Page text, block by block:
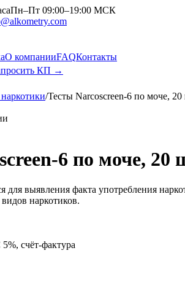
Пн–Пт 09:00–19:00 МСК
О компанииFAQКонтакты
КП →
/Тесты Narcoscreen-6 по моче,
6 по моче, 20
для выявления факта употребления
наркотиков.
счёт-фактура